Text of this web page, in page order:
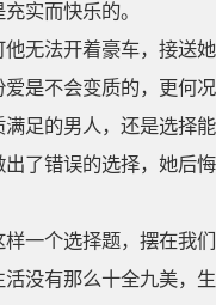
实而快乐的。
无法开着豪车，接送
是不会变质的，更何
足的男人，还是选择
了错误的选择，她后
一个选择题，摆在我
没有那么十全九美，